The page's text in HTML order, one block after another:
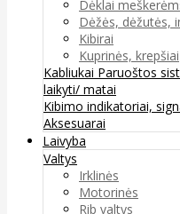
Dėklai
Dėžės, dėžutės,
Kibirai
Kuprinės, krepšiai
Kabliukai Paruoštos
laikyti/ matai
Kibimo indikatoriai,
Aksesuarai
Laivyba
Valtys
Irklinės
Motorinės
Rib valtys